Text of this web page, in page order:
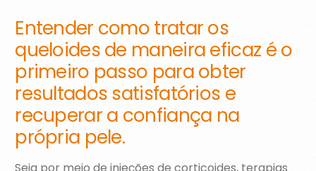
Entender como tratar os
queloides de maneira eficaz é o
primeiro passo para obter
resultados satisfatórios e
recuperar a confiança na
própria pele.